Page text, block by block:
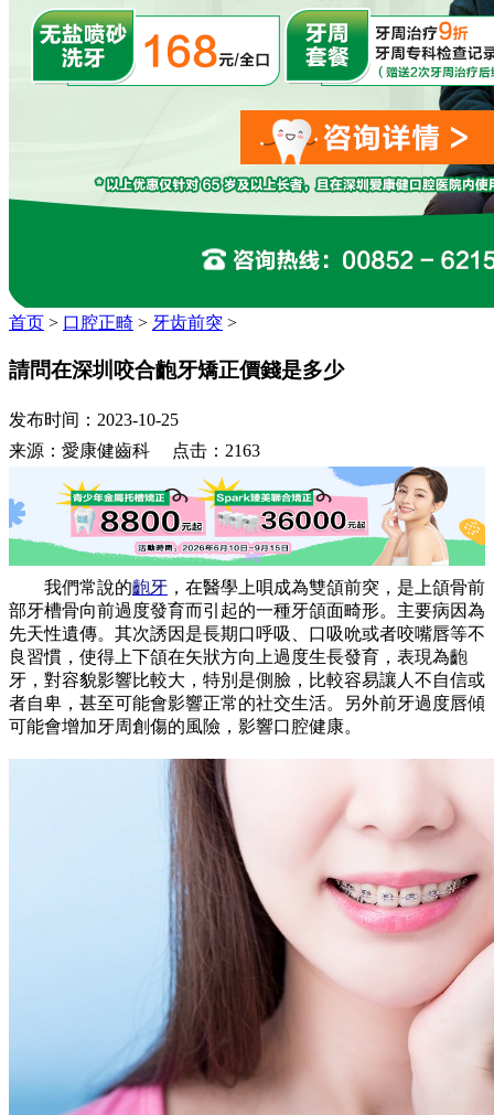
首页 > 口腔正畸 > 牙齿前突 >
請問在深圳咬合齙牙矯正價錢是多少
发布时间：2023-10-25
来源：愛康健齒科 点击：2163
我們常說的齙牙 ，在醫學上唄成為雙頜前突，是上頜骨前
部牙槽骨向前過度發育而引起的一種牙頜面畸形。主要病因為
先天性遺傳。其次誘因是長期口呼吸、口吸吮或者咬嘴唇等不
良習慣，使得上下頜在矢狀方向上過度生長發育，表現為齙
牙，對容貌影響比較大，特別是側臉，比較容易讓人不自信或
者自卑，甚至可能會影響正常的社交生活。另外前牙過度唇傾
可能會增加牙周創傷的風險，影響口腔健康。